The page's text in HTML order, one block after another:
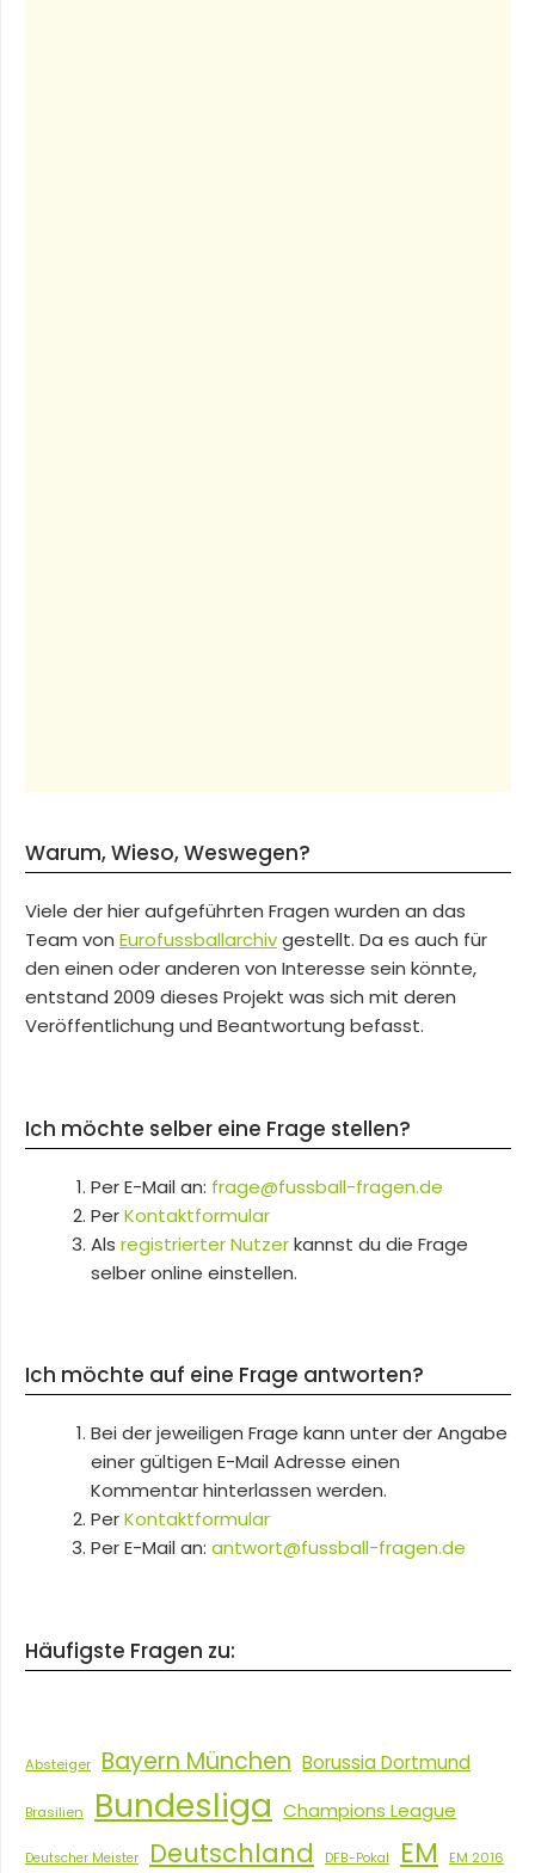
Warum, Wieso, Weswegen?
Viele der hier aufgeführten Fragen wurden an das
Team von Eurofussballarchivgestellt. Da es auch für
den einen oder anderen von Interesse sein könnte,
entstand 2009 dieses Projekt was sich mit deren
Veröffentlichung und Beantwortung befasst.
Ich möchte selber eine Frage stellen?
Per E-Mail an: frage@fussball-fragen.de
PerKontaktformular
Als registrierter Nutzerkannst du die Frage
selber online einstellen.
Ich möchte auf eine Frage antworten?
Bei der jeweiligen Frage kann unter der Angabe
einer gültigen E-Mail Adresse einen
Kommentar hinterlassen werden.
PerKontaktformular
Per E-Mail an: antwort@fussball-fragen.de
Häufigste Fragen zu:
Absteiger Bayern München Borussia Dortmund
Brasilien Bundesliga Champions League
Deutscher Meister Deutschland DFB-Pokal EM EM 2016